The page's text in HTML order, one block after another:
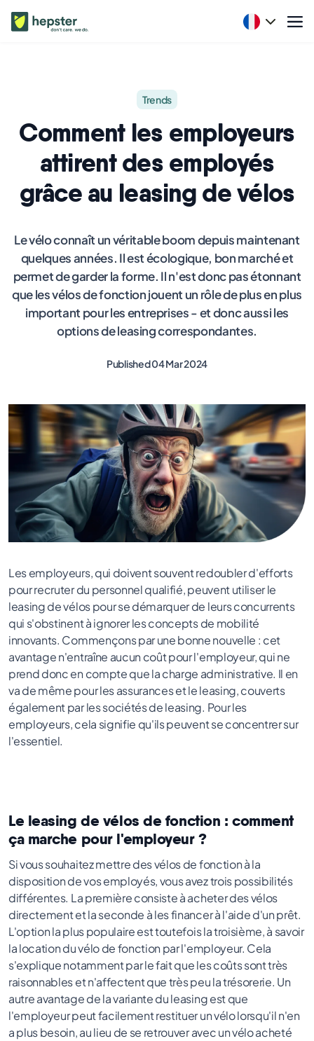
Trends
Comment les employeurs
attirent des employés
grâce au leasing de vélos
Le vélo connaît un véritable boom depuis maintenant
quelques années. Il est écologique, bon marché et
permet de garder la forme. Il n'est donc pas étonnant
que les vélos de fonction jouent un rôle de plus en plus
important pour les entreprises - et donc aussi les
options de leasing correspondantes.
Published 04 Mar 2024
Les employeurs, qui doivent souvent redoubler d'efforts
pour recruter du personnel qualifié, peuvent utiliser le
leasing de vélos pour se démarquer de leurs concurrents
qui s'obstinent à ignorer les concepts de mobilité
innovants. Commençons par une bonne nouvelle : cet
avantage n'entraîne aucun coût pour l'employeur, qui ne
prend donc en compte que la charge administrative. Il en
va de même pour les assurances et le leasing, couverts
également par les sociétés de leasing. Pour les
employeurs, cela signifie qu'ils peuvent se concentrer sur
l'essentiel.
Le leasing de vélos de fonction : comment
ça marche pour l'employeur ?
Si vous souhaitez mettre des vélos de fonction à la
disposition de vos employés, vous avez trois possibilités
différentes. La première consiste à acheter des vélos
directement et la seconde à les financer à l'aide d'un prêt.
L'option la plus populaire est toutefois la troisième, à savoir
la location du vélo de fonction par l'employeur. Cela
s'explique notamment par le fait que les coûts sont très
raisonnables et n'affectent que très peu la trésorerie. Un
autre avantage de la variante du leasing est que
l'employeur peut facilement restituer un vélo lorsqu'il n'en
a plus besoin, au lieu de se retrouver avec un vélo acheté